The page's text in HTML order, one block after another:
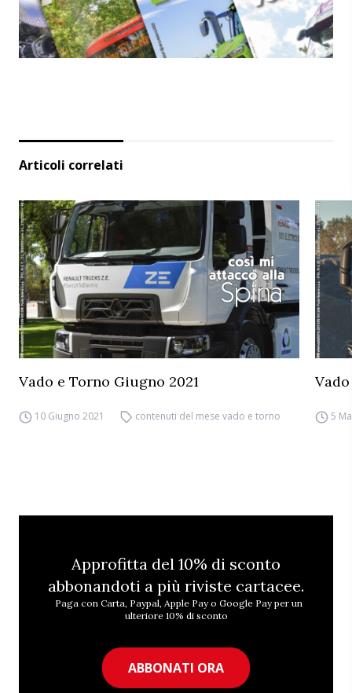
Articoli correlati
Vado e Torno Giugno 2021
10 Giugno 2021 contenuti del mese vado e torno 5
Approfitta del 10% di sconto
abbonandoti a più riviste cartacee.
Paga con Carta, Paypal, Apple Pay o Google Pay per un
ulteriore 10% di sconto
ABBONATI ORA